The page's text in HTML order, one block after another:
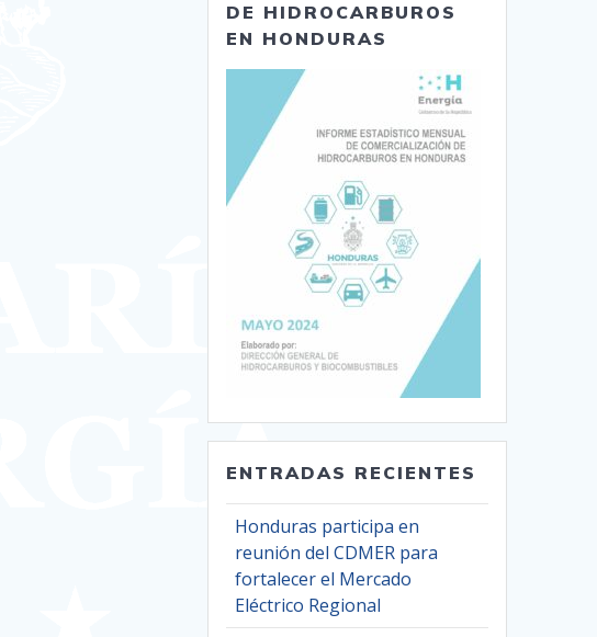
DE HIDROCARBUROS
EN HONDURAS
ENTRADAS RECIENTES
Honduras participa en
reunión del CDMER para
fortalecer el Mercado
Eléctrico Regional